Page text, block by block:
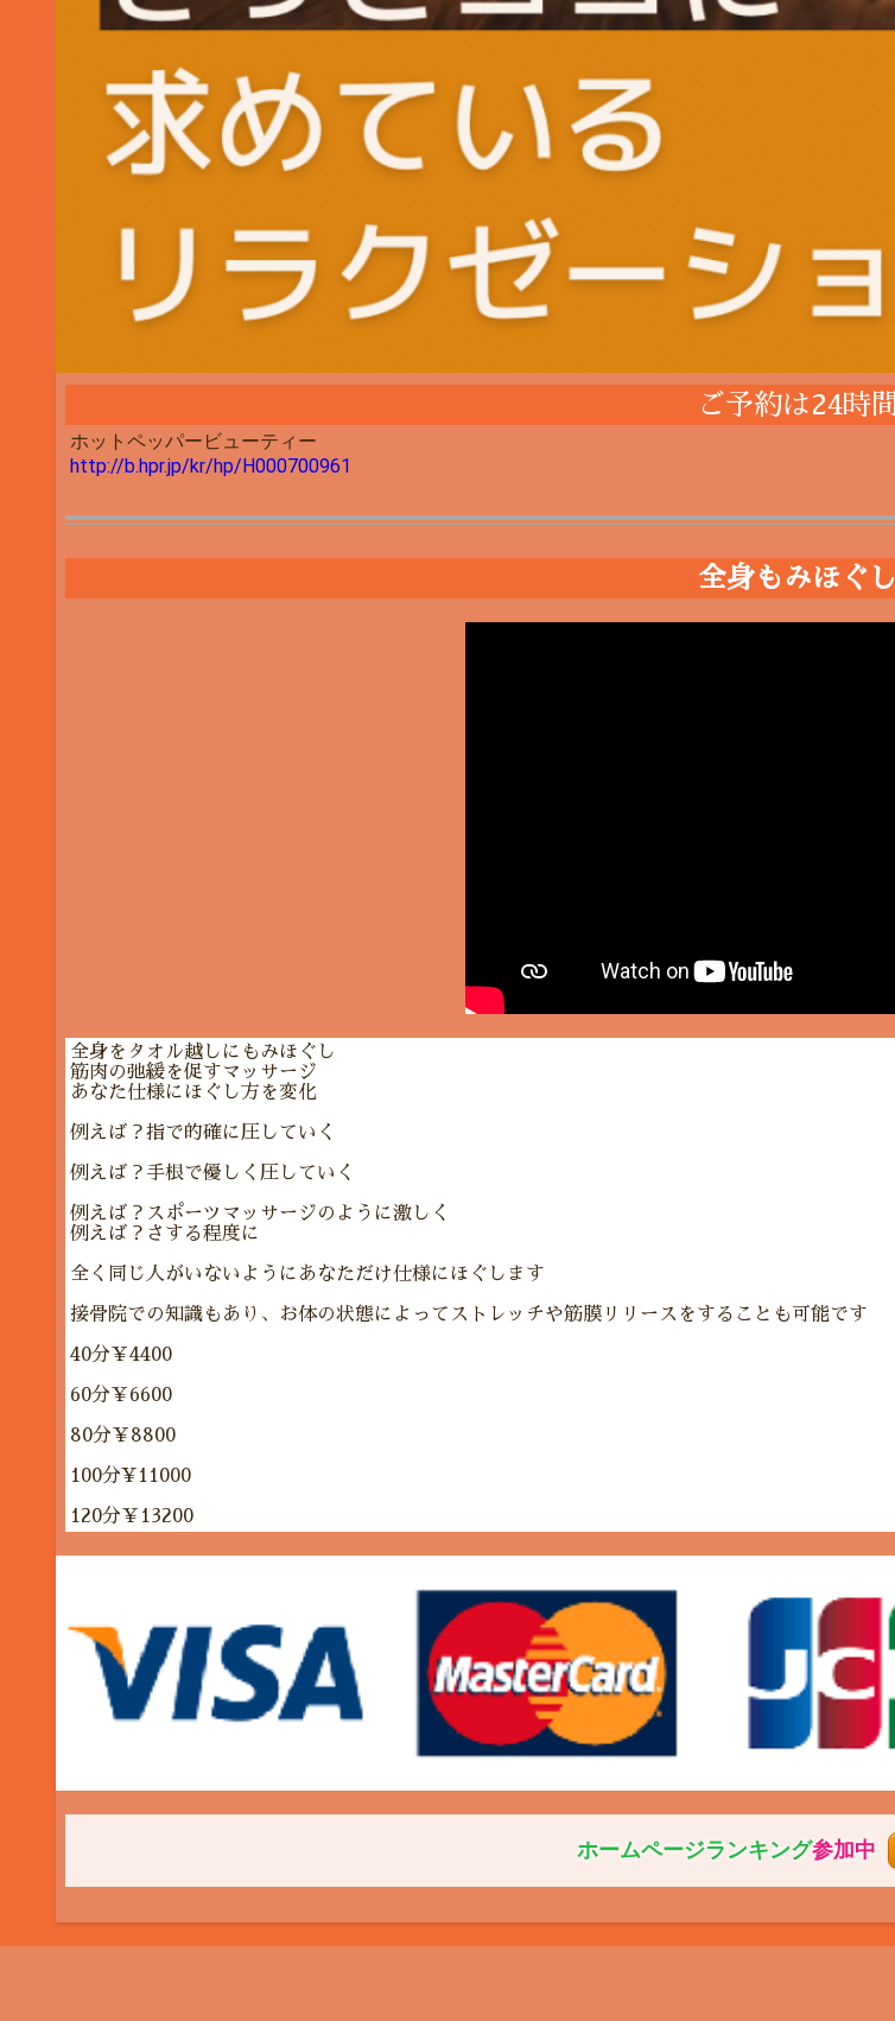
ご予約は24時間
ホットペッパービューティー
http://b.hpr.jp/kr/hp/H000700961
全身もみほぐし
全身をタオル越しにもみほぐし
筋肉の弛緩を促すマッサージ
あなた仕様にほぐし方を変化
例えば？指で的確に圧していく
例えば？手根で優しく圧していく
例えば？スポーツマッサージのように激しく
例えば？さする程度に
全く同じ人がいないようにあなただけ仕様にほぐします
接骨院での知識もあり、お体の状態によってストレッチや筋膜リリースをすることも可能です
40分￥4400
60分￥6600
80分￥8800
100分¥11000
120分￥13200
ホームページランキング参加中